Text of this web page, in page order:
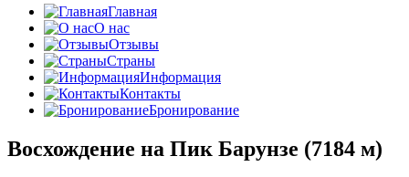
Главная
О нас
Отзывы
Страны
Информация
Контакты
Бронирование
Восхождение на Пик Барунзе (7184 м)